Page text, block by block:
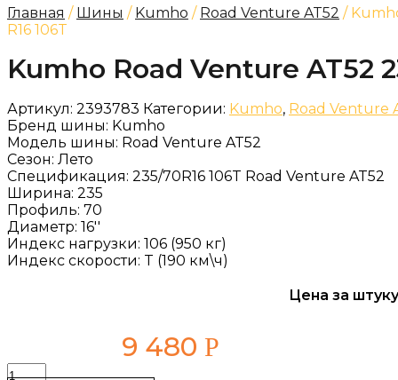
Главная / Шины / Kumho / Road Venture AT52 /
R16 106T
Kumho Road Venture AT52
Артикул: 2393783 Категории: Kumho, Road Venture
Бренд шины: Kumho
Модель шины: Road Venture AT52
Сезон: Лето
Спецификация: 235/70R16 106T Road Venture AT52
Ширина: 235
Профиль: 70
Диаметр: 16''
Индекс нагрузки: 106 (950 кг)
Индекс скорости: T (190 км\ч)
Цена за
9 480 Р
Количество